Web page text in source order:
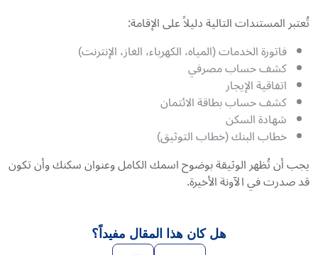
تُعتبر المستندات التالية دليلاً على الإقامة:
فاتورة الخدمات (المياه، الكهرباء، الغاز، الإنترنت)
كشف حساب مصرفي
اتفاقية الإيجار
كشف حساب بطاقة الائتمان
شهادة السكن
خطاب البنك (خطاب التوثيق)
يجب أن تُظهر الوثيقة بوضوح اسمك الكامل وعنوان سكنك وأن تكون
قد صدرت في الآونة الأخيرة.
هل كان هذا المقال مفيداً؟